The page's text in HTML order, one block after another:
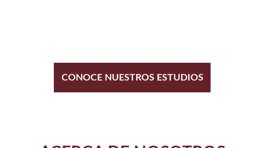
CONOCE NUESTROS ESTUDIOS